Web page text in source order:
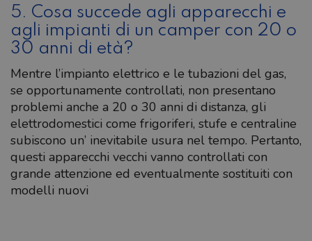
5. Cosa succede agli apparecchi e
agli impianti di un camper con 20 o
30 anni di età?
Mentre l’impianto elettrico e le tubazioni del gas,
se opportunamente controllati, non presentano
problemi anche a 20 o 30 anni di distanza, gli
elettrodomestici come frigoriferi, stufe e centraline
subiscono un’ inevitabile usura nel tempo. Pertanto,
questi apparecchi vecchi vanno controllati con
grande attenzione ed eventualmente sostituiti con
modelli nuovi